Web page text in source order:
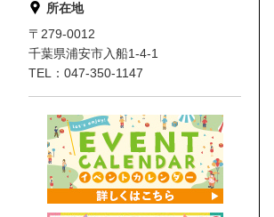
所在地
〒279-0012
千葉県浦安市入船1-4-1
TEL：047-350-1147